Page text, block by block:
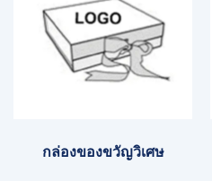
กล่องของขวัญวิเศษ